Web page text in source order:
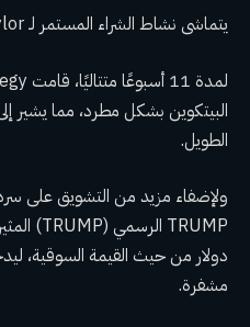
يتماشى نشاط الشراء المستمر لـ Saylor مع توقعات السوق هذه.
البيتكوين بشكل مطرد، مما يشير
الطويل.
ولإضفاء مزيد من التشويق على سرد
مشفرة.